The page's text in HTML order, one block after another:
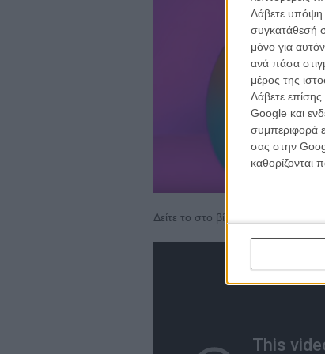
Λάβετε υπόψη
συγκατάθεσή
μόνο για
ανά πάσα
μέρος της
Λάβετε
Google και
συμπεριφορά
σας στην
καθορίζονται
Δείτε το στο βίντεο και ναι, θα σας